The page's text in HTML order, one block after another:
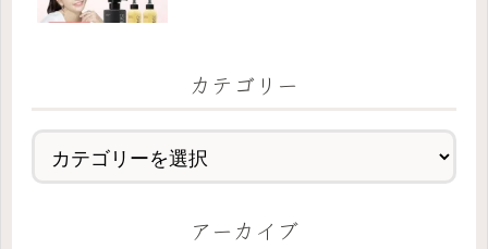
カテゴリー
アーカイブ